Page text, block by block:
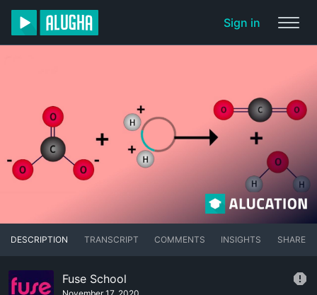
Sign in
DESCRIPTION TRANSCRIPT COMMENTS INSIGHTS SHARE
Fuse School